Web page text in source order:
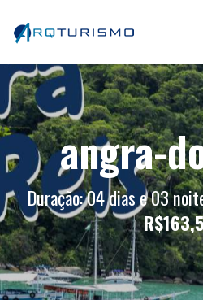
angra-
Duração: 04 dias e 03